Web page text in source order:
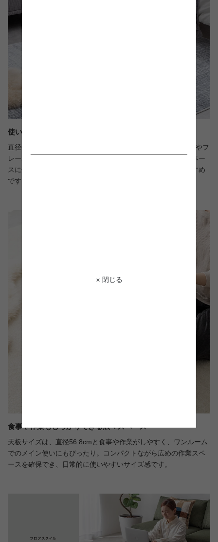
× 閉じる
使いやすさと置きやすさにこだわったサイズ感
直径60cm×高さ36cmと圧迫感なく置けるサイズ設計。ガラスやフ
レームを使用した抜け感のあるデザインは窮屈感がなく、スペー
スに余裕のないお部屋やワンルームにお住まいの方にもおすすめ
です。
食事や作業もしっかりできる広々スペース
天板サイズは、直径56.8cmと食事や作業がしやすく、ワンルーム
でのメイン使いにもぴったり。コンパクトながら広めの作業スペ
ースを確保でき、日常的に使いやすいサイズ感です。